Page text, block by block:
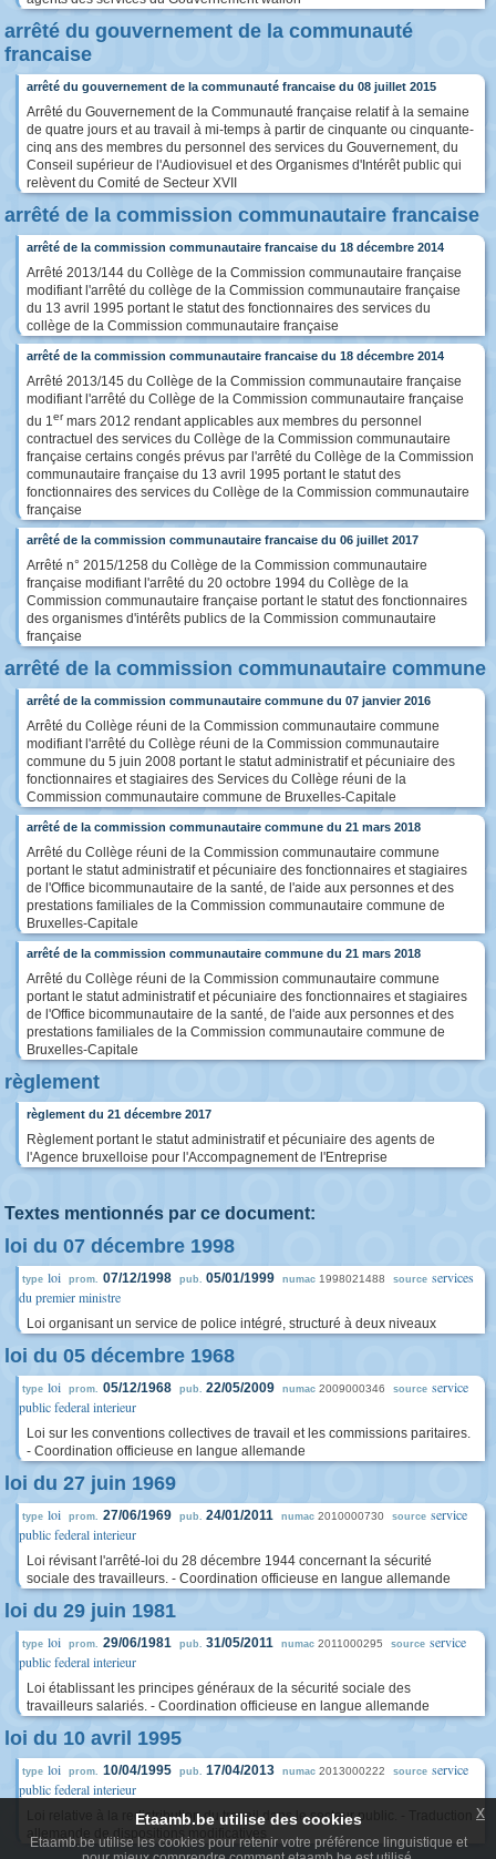
arrêté du gouvernement de la communauté
francaise
arrêté du gouvernement de la communauté francaise du 08 juillet 2015
Arrêté du Gouvernement de la Communauté française relatif à la semaine
de quatre jours et au travail à mi-temps à partir de cinquante ou cinquante-
cinq ans des membres du personnel des services du Gouvernement, du
Conseil supérieur de l'Audiovisuel et des Organismes d'Intérêt public qui
relèvent du Comité de Secteur XVII
arrêté de la commission communautaire francaise
arrêté de la commission communautaire francaise du 18 décembre 2014
Arrêté 2013/144 du Collège de la Commission communautaire française
modifiant l'arrêté du collège de la Commission communautaire française
du 13 avril 1995 portant le statut des fonctionnaires des services du
collège de la Commission communautaire française
arrêté de la commission communautaire francaise du 18 décembre 2014
Arrêté 2013/145 du Collège de la Commission communautaire française
modifiant l'arrêté du Collège de la Commission communautaire française
du 1er mars 2012 rendant applicables aux membres du personnel
contractuel des services du Collège de la Commission communautaire
française certains congés prévus par l'arrêté du Collège de la Commission
communautaire française du 13 avril 1995 portant le statut des
fonctionnaires des services du Collège de la Commission communautaire
française
arrêté de la commission communautaire francaise du 06 juillet 2017
Arrêté n° 2015/1258 du Collège de la Commission communautaire
française modifiant l'arrêté du 20 octobre 1994 du Collège de la
Commission communautaire française portant le statut des fonctionnaires
des organismes d'intérêts publics de la Commission communautaire
française
arrêté de la commission communautaire commune
arrêté de la commission communautaire commune du 07 janvier 2016
Arrêté du Collège réuni de la Commission communautaire commune
modifiant l'arrêté du Collège réuni de la Commission communautaire
commune du 5 juin 2008 portant le statut administratif et pécuniaire des
fonctionnaires et stagiaires des Services du Collège réuni de la
Commission communautaire commune de Bruxelles-Capitale
arrêté de la commission communautaire commune du 21 mars 2018
Arrêté du Collège réuni de la Commission communautaire commune
portant le statut administratif et pécuniaire des fonctionnaires et stagiaires
de l'Office bicommunautaire de la santé, de l'aide aux personnes et des
prestations familiales de la Commission communautaire commune de
Bruxelles-Capitale
arrêté de la commission communautaire commune du 21 mars 2018
Arrêté du Collège réuni de la Commission communautaire commune
portant le statut administratif et pécuniaire des fonctionnaires et stagiaires
de l'Office bicommunautaire de la santé, de l'aide aux personnes et des
prestations familiales de la Commission communautaire commune de
Bruxelles-Capitale
règlement
règlement du 21 décembre 2017
Règlement portant le statut administratif et pécuniaire des agents de
l'Agence bruxelloise pour l'Accompagnement de l'Entreprise
Textes mentionnés par ce document:
loi du 07 décembre 1998
type loi prom. 07/12/1998 pub. 05/01/1999 numac 1998021488 source services
du premier ministre
Loi organisant un service de police intégré, structuré à deux niveaux
loi du 05 décembre 1968
type loi prom. 05/12/1968 pub. 22/05/2009 numac 2009000346 source service
public federal interieur
Loi sur les conventions collectives de travail et les commissions paritaires.
- Coordination officieuse en langue allemande
loi du 27 juin 1969
type loi prom. 27/06/1969 pub. 24/01/2011 numac 2010000730 source service
public federal interieur
Loi révisant l'arrêté-loi du 28 décembre 1944 concernant la sécurité
sociale des travailleurs. - Coordination officieuse en langue allemande
loi du 29 juin 1981
type loi prom. 29/06/1981 pub. 31/05/2011 numac 2011000295 source service
public federal interieur
Loi établissant les principes généraux de la sécurité sociale des
travailleurs salariés. - Coordination officieuse en langue allemande
loi du 10 avril 1995
type loi prom. 10/04/1995 pub. 17/04/2013 numac 2013000222 source service
public federal interieur
Loi relative à la redistribution du travail dans le secteur public. - Traduction
allemande de dispositions modificatives
Etaamb.be utilise des cookies
Etaamb.be utilise les cookies pour retenir votre préférence linguistique et
x